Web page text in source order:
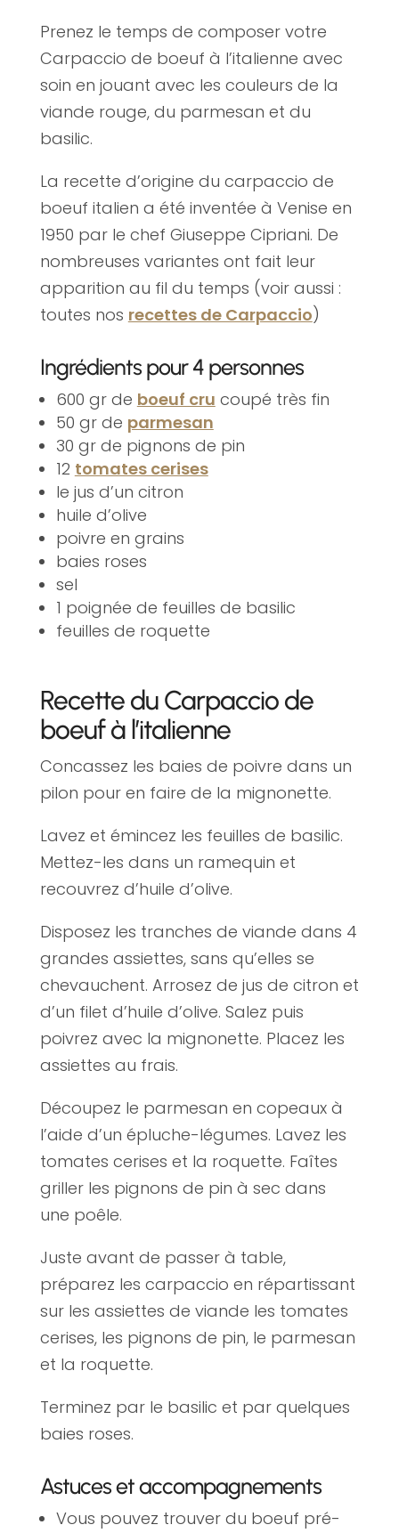
Prenez le temps de composer votre
Carpaccio de boeuf à l’italienne avec
soin en jouant avec les couleurs de la
viande rouge, du parmesan et du
basilic.
La recette d’origine du carpaccio de
boeuf italien a été inventée à Venise en
1950 par le chef Giuseppe Cipriani. De
nombreuses variantes ont fait leur
apparition au fil du temps (voir aussi :
toutes nos recettes de Carpaccio)
Ingrédients pour 4 personnes
600 gr de boeuf cru coupé très fin
50 gr de parmesan
30 gr de pignons de pin
12 tomates cerises
le jus d’un citron
huile d’olive
poivre en grains
baies roses
sel
1 poignée de feuilles de basilic
feuilles de roquette
Recette du Carpaccio de
boeuf à l’italienne
Concassez les baies de poivre dans un
pilon pour en faire de la mignonette.
Lavez et émincez les feuilles de basilic.
Mettez-les dans un ramequin et
recouvrez d’huile d’olive.
Disposez les tranches de viande dans 4
grandes assiettes, sans qu’elles se
chevauchent. Arrosez de jus de citron et
d’un filet d’huile d’olive. Salez puis
poivrez avec la mignonette. Placez les
assiettes au frais.
Découpez le parmesan en copeaux à
l’aide d’un épluche-légumes. Lavez les
tomates cerises et la roquette. Faîtes
griller les pignons de pin à sec dans
une poêle.
Juste avant de passer à table,
préparez les carpaccio en répartissant
sur les assiettes de viande les tomates
cerises, les pignons de pin, le parmesan
et la roquette.
Terminez par le basilic et par quelques
baies roses.
Astuces et accompagnements
Vous pouvez trouver du boeuf pré-